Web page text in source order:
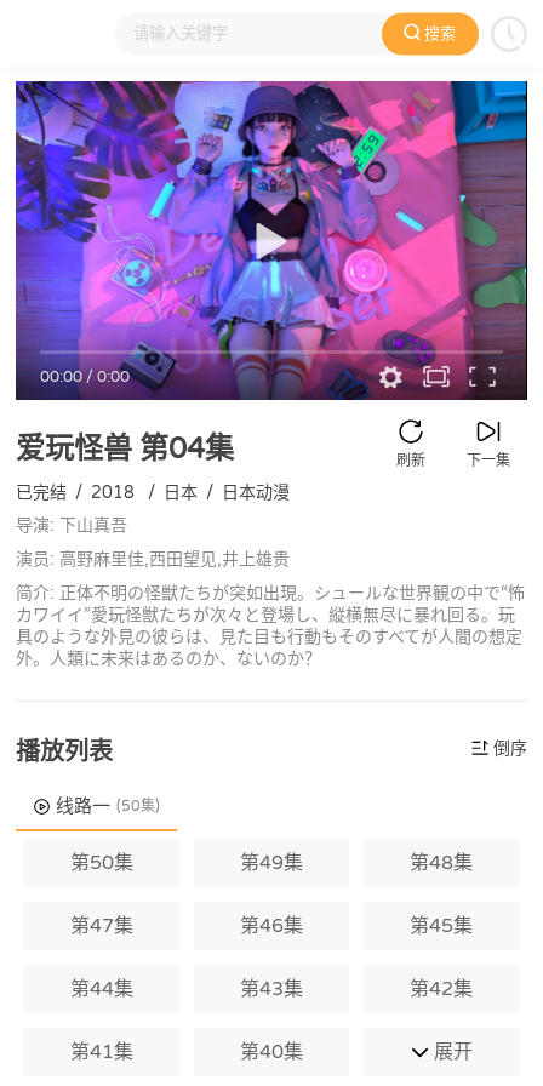
搜索
大家在看 日本动漫 国产动漫 欧美动漫 动漫电影
00:00/0:00
爱玩怪兽 第04集 下一集
刷新
已完结 / 2018 / 日本 / 日本动漫
导演: 下山真吾
演员: 高野麻里佳,西田望见,井上雄贵
简介: 正体不明の怪獣たちが突如出現。シュールな世界観の中で“怖
カワイイ”愛玩怪獣たちが次々と登場し、縦横無尽に暴れ回る。玩
具のような外見の彼らは、見た目も行動もそのすべてが人間の想定
外。人類に未来はあるのか、ないのか？
播放列表 倒序
线路一 (50集)
第50集 第49集 第48集
第47集 第46集 第45集
第44集 第43集 第42集
第41集 第40集 展开